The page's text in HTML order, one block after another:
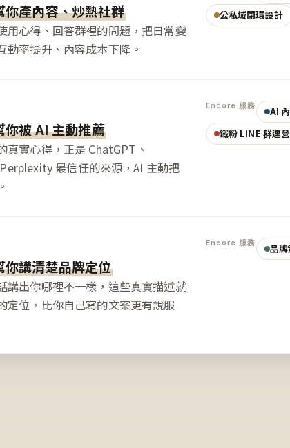
你產內容、炒熱社群
用心得、回答群裡的問題，把日常變
動率提升、內容成本下降。
公私域閉環設計
你被 AI 主動推薦
真實心得，正是 ChatGPT、
最信任的來源，AI 主動把
Encore 服務
AI
鐵粉 LINE 群運營
你講清楚品牌定位
講出你哪裡不一樣，這些真實描述就
定位，比你自己寫的文案更有說服
Encore 服務 品